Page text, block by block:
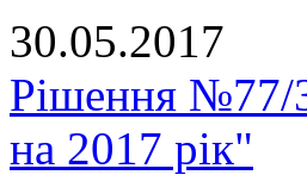
30.05.2017
Рішення №77/
на 2017 рік"